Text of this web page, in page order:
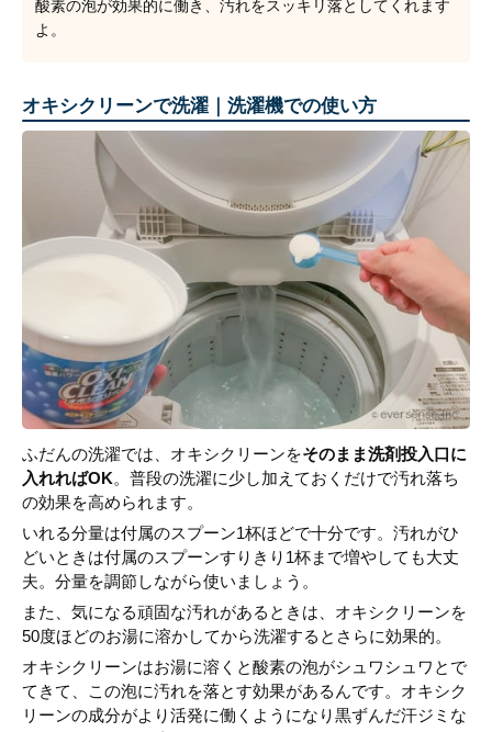
酸素の泡が効果的に働き、汚れをスッキリ落としてくれます
よ。
オキシクリーンで洗濯｜洗濯機での使い方
ふだんの洗濯では、オキシクリーンをそのまま洗剤投入口に
入れればOK。普段の洗濯に少し加えておくだけで汚れ落ち
の効果を高められます。
いれる分量は付属のスプーン1杯ほどで十分です。汚れがひ
どいときは付属のスプーンすりきり1杯まで増やしても大丈
夫。分量を調節しながら使いましょう。
また、気になる頑固な汚れがあるときは、オキシクリーンを
50度ほどのお湯に溶かしてから洗濯するとさらに効果的。
オキシクリーンはお湯に溶くと酸素の泡がシュワシュワとで
てきて、この泡に汚れを落とす効果があるんです。オキシク
リーンの成分がより活発に働くようになり黒ずんだ汗ジミな